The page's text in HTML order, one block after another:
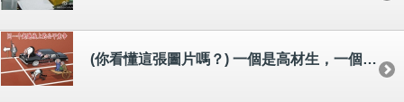
(你看懂這張圖片嗎？) 一個是高材生，一個是富二代，上演了一場所謂同一個起跑線上